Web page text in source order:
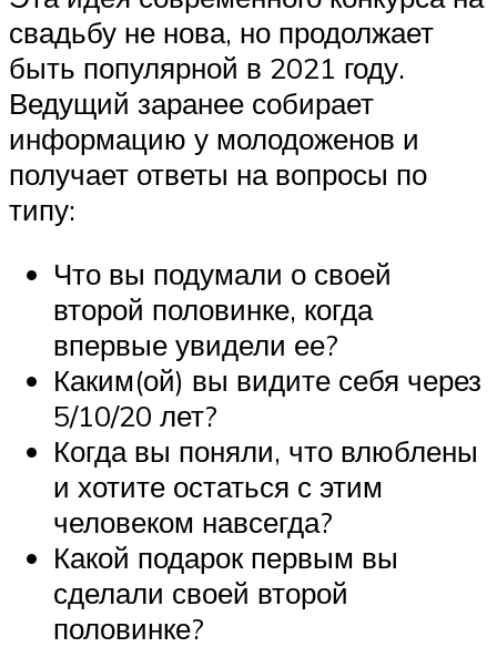
свадьбу не нова, но продолжает
быть популярной в 2021 году.
Ведущий заранее собирает
информацию у молодоженов и
получает ответы на вопросы по
типу:
Что вы подумали о своей
второй половинке, когда
впервые увидели ее?
Каким(ой) вы видите себя через
5/10/20 лет?
Когда вы поняли, что влюблены
и хотите остаться с этим
человеком навсегда?
Какой подарок первым вы
сделали своей второй
половинке?